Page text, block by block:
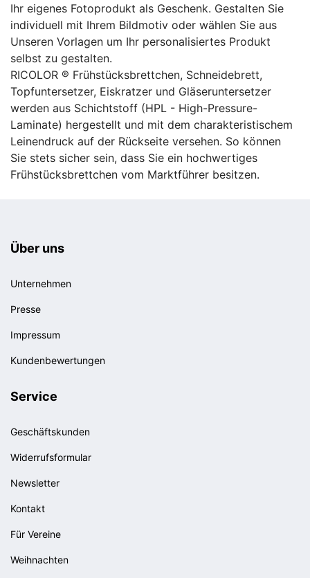
Ihr eigenes Fotoprodukt als Geschenk. Gestalten Sie
individuell mit Ihrem Bildmotiv oder wählen Sie aus
Unseren Vorlagen um Ihr personalisiertes Produkt
selbst zu gestalten.
RICOLOR ® Frühstücksbrettchen, Schneidebrett,
Topfuntersetzer, Eiskratzer und Gläseruntersetzer
werden aus Schichtstoff (HPL - High-Pressure-
Laminate) hergestellt und mit dem charakteristischem
Leinendruck auf der Rückseite versehen. So können
Sie stets sicher sein, dass Sie ein hochwertiges
Frühstücksbrettchen vom Marktführer besitzen.
Über uns
Unternehmen
Presse
Impressum
Kundenbewertungen
Service
Geschäftskunden
Widerrufsformular
Newsletter
Kontakt
Für Vereine
Weihnachten